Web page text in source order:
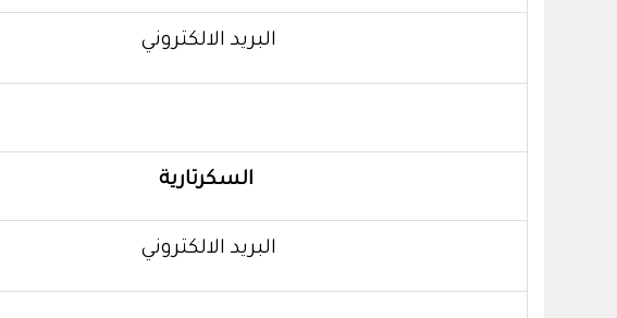
البريد الالكتروني
السكرتارية
البريد الالكتروني